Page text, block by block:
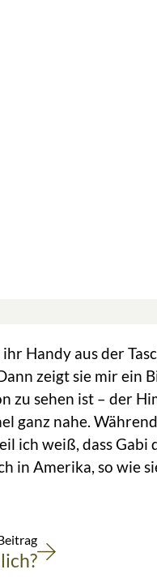
Handy aus der
zeigt sie mir ein
zu sehen ist – der
ganz nahe.
ich weiß, dass Gabi
in Amerika, so wie